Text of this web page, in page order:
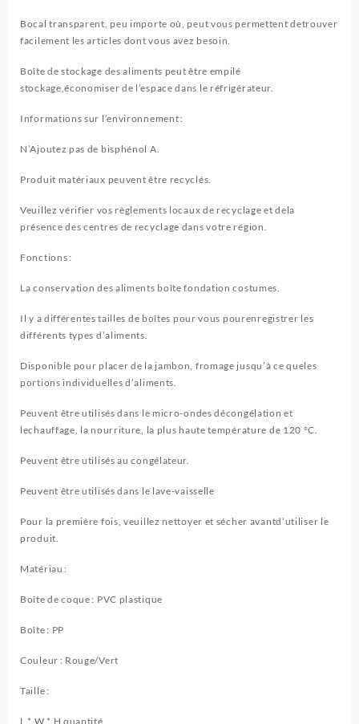
Bocal transparent, peu importe où, peut vous permettent detrouver
facilement les articles dont vous avez besoin.
Boîte de stockage des aliments peut être empilé
stockage,économiser de l’espace dans le réfrigérateur.
Informations sur l’environnement :
N’Ajoutez pas de bisphénol A.
Produit matériaux peuvent être recyclés.
Veuillez vérifier vos règlements locaux de recyclage et dela
présence des centres de recyclage dans votre région.
Fonctions :
La conservation des aliments boîte fondation costumes.
Il y a différentes tailles de boîtes pour vous pourenregistrer les
différents types d’aliments.
Disponible pour placer de la jambon, fromage jusqu’à ce queles
portions individuelles d’aliments.
Peuvent être utilisés dans le micro-ondes décongélation et
lechauffage, la nourriture, la plus haute température de 120 °C.
Peuvent être utilisés au congélateur.
Peuvent être utilisés dans le lave-vaisselle
Pour la première fois, veuillez nettoyer et sécher avantd’utiliser le
produit.
Matériau :
Boîte de coque : PVC plastique
Boîte : PP
Couleur : Rouge/Vert
Taille :
L * W * H quantité